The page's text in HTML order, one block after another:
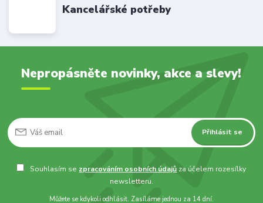
Kancelářské potřeby
Nepropásněte novinky, akce a slevy!
Přihlásit se
Souhlasím se zpracováním osobních údajů za účelem rozesílky
newsletteru.
Můžete se kdykoli odhlásit. Zasíláme jednou za 14 dní.